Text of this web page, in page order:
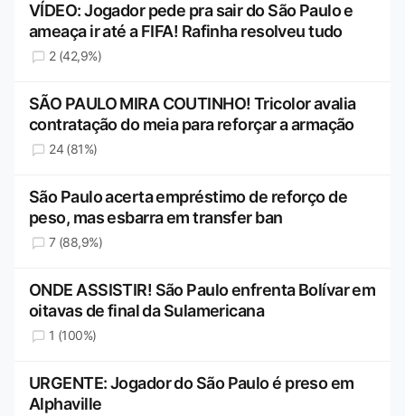
VÍDEO: Jogador pede pra sair do São Paulo e
ameaça ir até a FIFA! Rafinha resolveu tudo
2 (42,9%)
SÃO PAULO MIRA COUTINHO! Tricolor avalia
contratação do meia para reforçar a armação
24 (81%)
São Paulo acerta empréstimo de reforço de
peso, mas esbarra em transfer ban
7 (88,9%)
ONDE ASSISTIR! São Paulo enfrenta Bolívar em
oitavas de final da Sulamericana
1 (100%)
URGENTE: Jogador do São Paulo é preso em
Alphaville